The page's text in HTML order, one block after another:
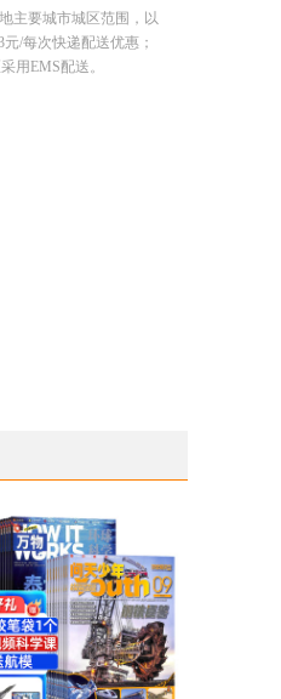
主要城市城区范围，以
/每次快递配送优惠；
用EMS配送。